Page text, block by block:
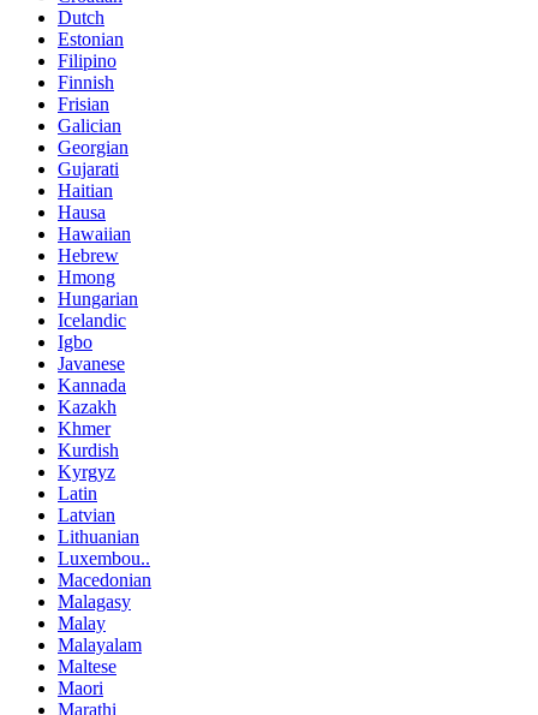
Dutch
Estonian
Filipino
Finnish
Frisian
Galician
Georgian
Gujarati
Haitian
Hausa
Hawaiian
Hebrew
Hmong
Hungarian
Icelandic
Igbo
Javanese
Kannada
Kazakh
Khmer
Kurdish
Kyrgyz
Latin
Latvian
Lithuanian
Luxembou..
Macedonian
Malagasy
Malay
Malayalam
Maltese
Maori
Marathi